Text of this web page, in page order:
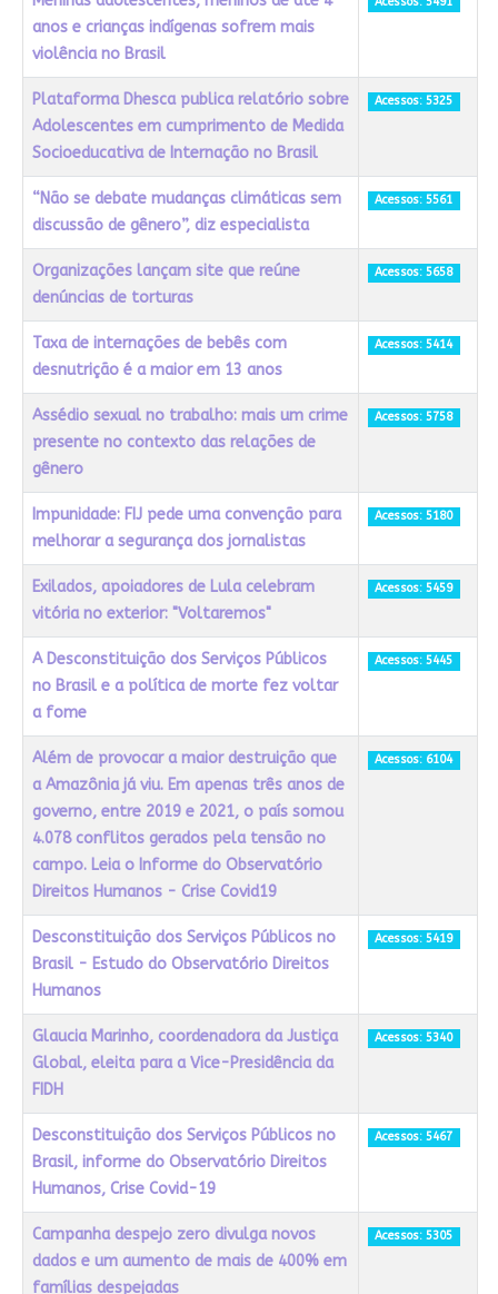
anos e crianças indígenas sofrem mais
violência no Brasil
Plataforma Dhesca publica relatório sobre
Adolescentes em cumprimento de Medida
Socioeducativa de Internação no Brasil
Acessos: 5325
“Não se debate mudanças climáticas sem
discussão de gênero”, diz especialista
Acessos: 5561
Organizações lançam site que reúne
denúncias de torturas
Acessos: 5658
Taxa de internações de bebês com
desnutrição é a maior em 13 anos
Acessos: 5414
Assédio sexual no trabalho: mais um crime
presente no contexto das relações de
gênero
Acessos: 5758
Impunidade: FIJ pede uma convenção para
melhorar a segurança dos jornalistas
Acessos: 5180
Exilados, apoiadores de Lula celebram
vitória no exterior: "Voltaremos"
Acessos: 5459
A Desconstituição dos Serviços Públicos
no Brasil e a política de morte fez voltar
a fome
Acessos: 5445
Além de provocar a maior destruição que
a Amazônia já viu. Em apenas três anos de
governo, entre 2019 e 2021, o país somou
4.078 conflitos gerados pela tensão no
campo. Leia o Informe do Observatório
Direitos Humanos - Crise Covid19
Acessos: 6104
Desconstituição dos Serviços Públicos no
Brasil - Estudo do Observatório Direitos
Humanos
Acessos: 5419
Glaucia Marinho, coordenadora da Justiça
Global, eleita para a Vice-Presidência da
FIDH
Acessos: 5340
Desconstituição dos Serviços Públicos no
Brasil, informe do Observatório Direitos
Humanos, Crise Covid-19
Acessos: 5467
Campanha despejo zero divulga novos
dados e um aumento de mais de 400% em
famílias despejadas
Acessos: 5305